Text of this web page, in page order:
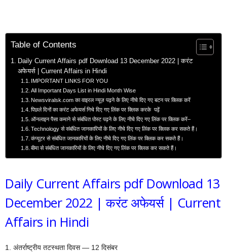
Table of Contents
Daily Current Affairs pdf Download 13 December 2022 | करंट
अफेयर्स | Current Affairs in Hindi
IMPORTANT LINKS FOR YOU
All Important Days List in Hindi Month Wise
Newsviralsk.com का वाइरल न्यूज़ पढ़ने के लिए नीचे दिए गए बटन पर क्लिक करें
पिछले दिनों का करंट अफेयर्स निचे दिए गए लिंक पर क्लिक करके पढ़ें
ऑनलाइन पैसा कमाने से संबंधित पोस्ट पढ़ने के लिए नीचे दिए गए लिंक पर क्लिक करें–
Technology से संबंधित जानकारियों के लिए नीचे दिए गए लिंक पर क्लिक कर सकते हैं।
कंप्यूटर से संबंधित जानकारियों के लिए नीचे दिए गए लिंक पर क्लिक कर सकते हैं।
बीमा से संबंधित जानकारियों के लिए नीचे दिए गए लिंक पर क्लिक कर सकते हैं।
Daily Current Affairs pdf Download 13
December 2022 | करंट अफेयर्स | Current
Affairs in Hindi
1. अंतर्राष्ट्रीय तटस्थता दिवस — 12 दिसंबर